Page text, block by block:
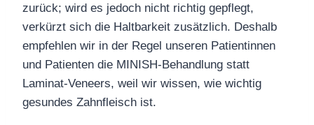
zurück; wird es jedoch nicht richtig gepflegt,
verkürzt sich die Haltbarkeit zusätzlich. Deshalb
empfehlen wir in der Regel unseren Patientinnen
und Patienten die MINISH-Behandlung statt
Laminat-Veneers, weil wir wissen, wie wichtig
gesundes Zahnfleisch ist.